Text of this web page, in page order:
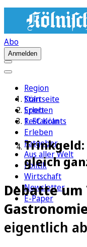
Abo
Anmelden
Region
Köln
Sport
1. FC Köln
Erleben
Ratgeber
Aus aller Welt
Politik
Wirtschaft
Newsletter
E-Paper
Startseite
Erleben
Restaurants
gleich
Debatte um
eigentlich